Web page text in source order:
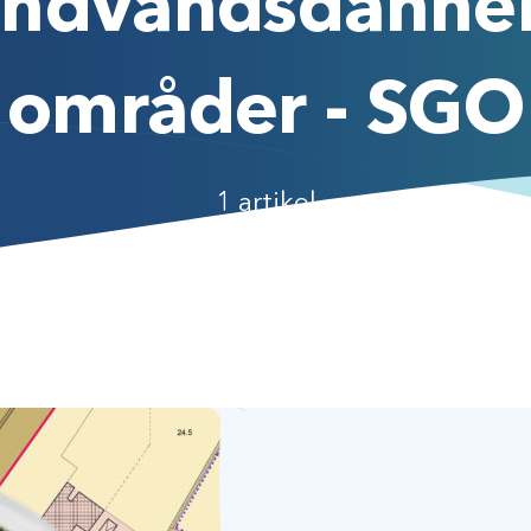
områder - SGO
1 artikel